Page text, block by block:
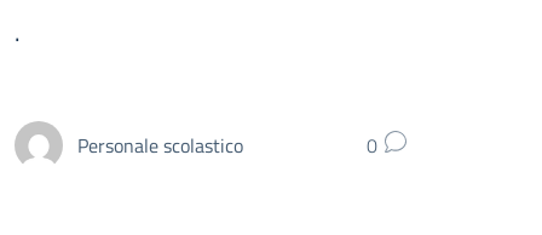
.
Personale scolastico 0